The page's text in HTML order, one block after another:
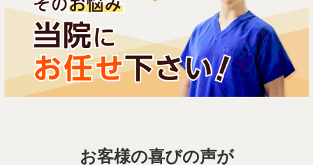
お客様の喜びの声が